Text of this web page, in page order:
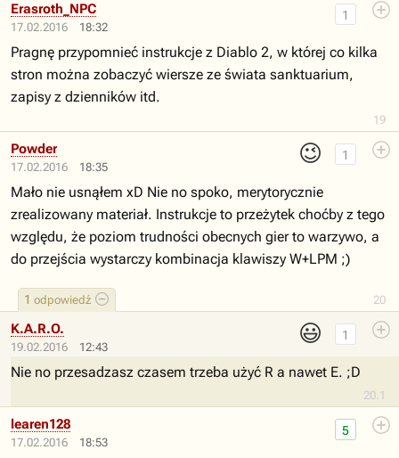
17.02.2016 18:32
19
1
Erasroth_NPC
Pragnę przypomnieć instrukcje z Diablo 2, w której co kilka
stron można zobaczyć wiersze ze świata sanktuarium,
zapisy z dzienników itd.
17.02.2016 18:35
😉
20
1
1 odpowiedź
Powder
Mało nie usnąłem xD Nie no spoko, merytorycznie
zrealizowany materiał. Instrukcje to przeżytek choćby z tego
względu, że poziom trudności obecnych gier to warzywo, a
do przejścia wystarczy kombinacja klawiszy W+LPM ;)
19.02.2016 12:43
😃
20.1
1
K.A.R.O.
Nie no przesadzasz czasem trzeba użyć R a nawet E. ;D
17.02.2016 18:53
5
learen128